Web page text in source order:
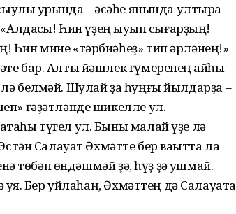
урында – әсәһе янында ултыра
Һин үҙең ҡыуып сығарҙың!
мине «тәрбиәһеҙ» тип әрләнең!»
бар. Алты йәшлек ғүмеренең ҡайһы
белмәй. Шулай ҙа һуңғы йылдарҙа –
ғәҙәтләнде шикелле ул.
түгел ул. Быны малай үҙе лә
Салауат Әхмәтте бер ваҡытта ла
төбәп өндәшмәй ҙә, һүҙ ҙә ҡушмай.
Бер уйлаһаң, Әхмәттең дә Салауатҡа